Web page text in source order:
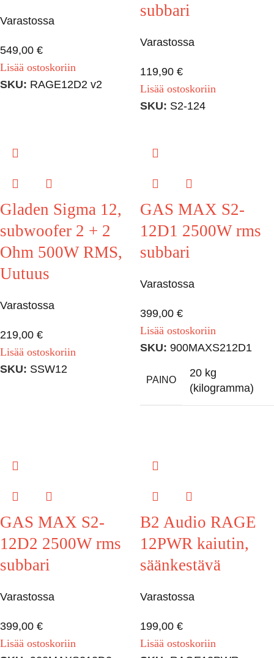
Varastossa
549,00 €
Lisää ostoskoriin
SKU: RAGE12D2 v2
subbari
Varastossa
119,90 €
Lisää ostoskoriin
SKU: S2-124
Gladen Sigma 12,
subwoofer 2 + 2
Ohm 500W RMS,
Uutuus
Varastossa
219,00 €
Lisää ostoskoriin
SKU: SSW12
GAS MAX S2-
12D1 2500W rms
subbari
Varastossa
399,00 €
Lisää ostoskoriin
SKU: 900MAXS212D1
PAINO
20 kg
(kilogramma)
GAS MAX S2-
12D2 2500W rms
subbari
Varastossa
399,00 €
Lisää ostoskoriin
B2 Audio RAGE
12PWR kaiutin,
säänkestävä
Varastossa
199,00 €
Lisää ostoskoriin